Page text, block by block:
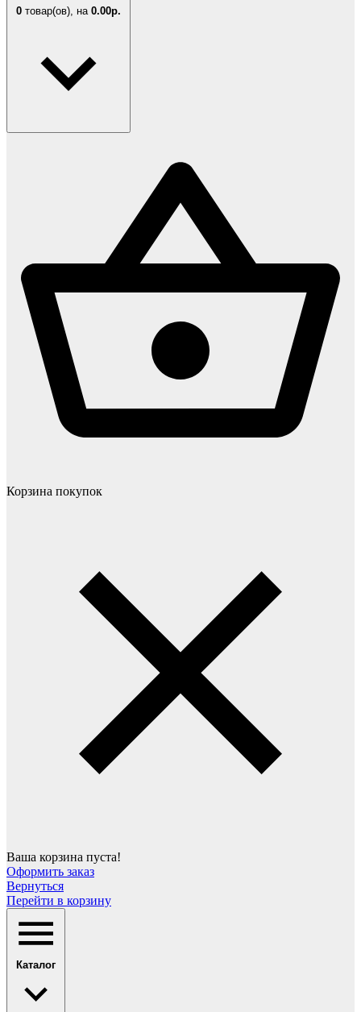
0 товар(ов), на 0.00р.
Корзина покупок
Ваша корзина пуста!
Оформить заказ
Вернуться
Перейти в корзину
Каталог